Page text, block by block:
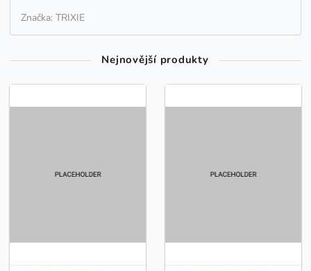
Značka: TRIXIE
Nejnovější produkty